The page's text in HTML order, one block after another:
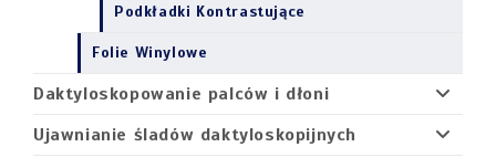
Daktyloskopowanie palców i dłoni
Ujawnianie śladów daktyloskopijnych
Podkładki Kontrastujące
Folie Winylowe